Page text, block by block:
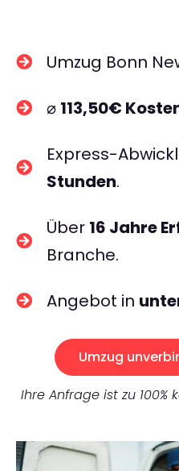
Umzug Bonn
⌀ 113,50€
Express-
Stunden.
Über 16 Jahre
Branche.
Angebot in
Umzug
Ihre Anfrage ist zu